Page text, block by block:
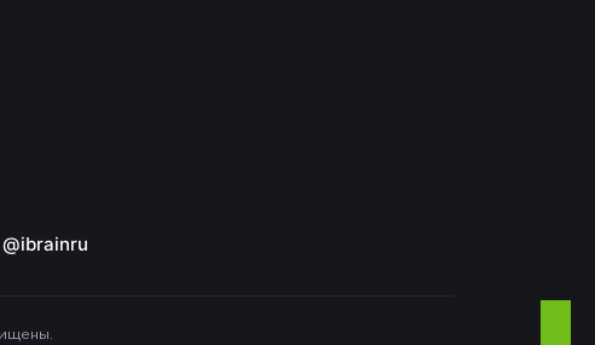
@ibrainru